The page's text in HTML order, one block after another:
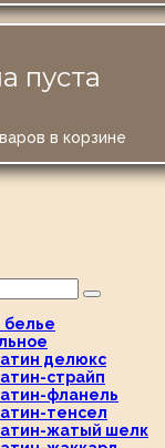
пуста
в корзине
белье
делюкс
страйп
фланель
тенсел
жатый шелк